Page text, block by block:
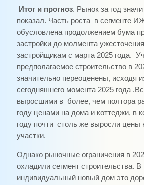
Итог и прогноз. Рынок за год
показал. Часть роста в сегменте
обусловлена продолжением бума
застройки до молмента
застройщикам с марта 2025 года.
предполагаемое строительство в
значительно переоценены, исходя
сегодняшнего момента 2025 года
выросшими в более, чем полтора
году ценами на дома и коттеджи, в
году почти столь же выросли цены
участки.
Однако рыночные ограничения в
охладили сегмент строительства.
индивидуальный новый дом это